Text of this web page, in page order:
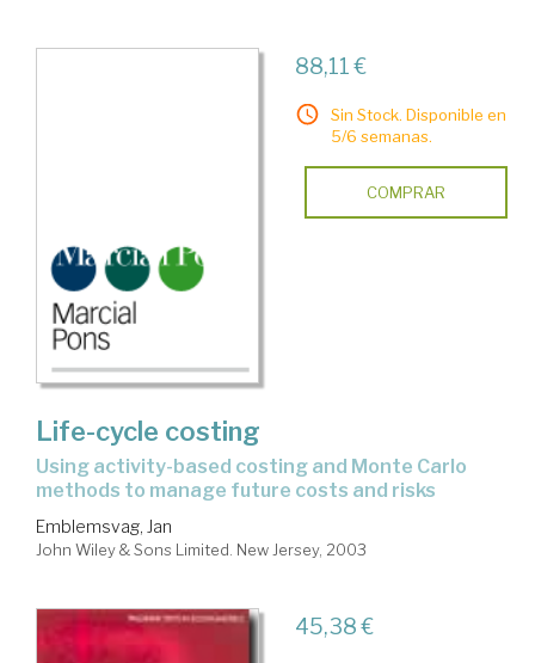
88,11 €
Sin Stock. Disponible en
5/6 semanas.
COMPRAR
Life-cycle costing
using activity-based costing and Monte Carlo
methods to manage future costs and risks
Emblemsvag, Jan
John Wiley & Sons Limited. New Jersey, 2003
45,38 €